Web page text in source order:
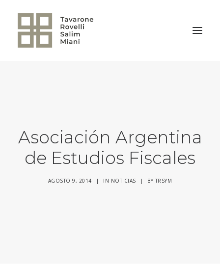
Asociación Argentina
de Estudios Fiscales
AGOSTO 9, 2014 | IN NOTICIAS | BYTRSYM